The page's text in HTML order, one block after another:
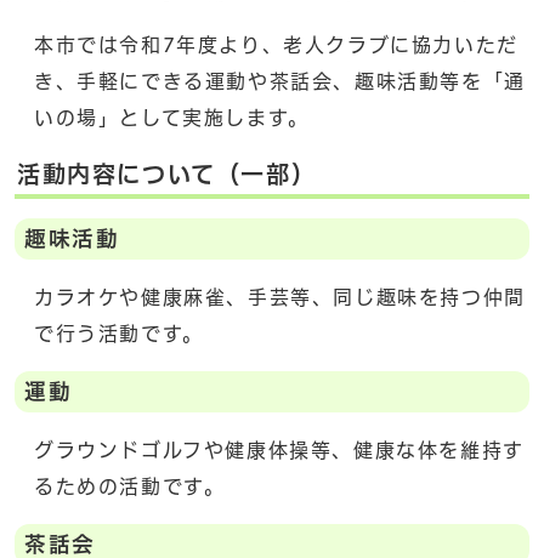
本市では令和7年度より、老人クラブに協力いただ
き、手軽にできる運動や茶話会、趣味活動等を「通
いの場」として実施します。
活動内容について（一部）
趣味活動
カラオケや健康麻雀、手芸等、同じ趣味を持つ仲間
で行う活動です。
運動
グラウンドゴルフや健康体操等、健康な体を維持す
るための活動です。
茶話会